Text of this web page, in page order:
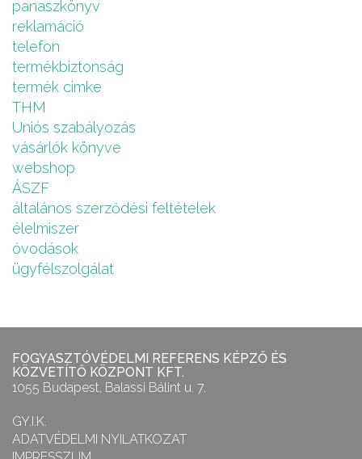
panaszkönyv
reklamáció
telefon
termékbiztonság
termék cimke
THM
Uniós szabályozás
vásárlók könyve
webshop
ÁSZF
általános szerződési feltételek
élelmiszer
óvodások
ügyfélszolgálat
FOGYASZTÓVÉDELMI REFERENS KÉPZŐ ÉS
KÖZVETÍTŐ KÖZPONT KFT.
1055 Budapest, Balassi Bálint u. 7.
GY.I.K.
ADATVÉDELMI NYILATKOZAT